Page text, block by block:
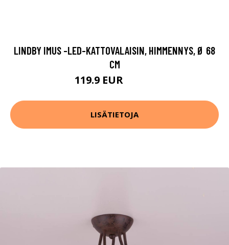
LINDBY IMUS -LED-KATTOVALAISIN, HIMMENNYS, Ø 68
CM
119.9 EUR
LISÄTIETOJA